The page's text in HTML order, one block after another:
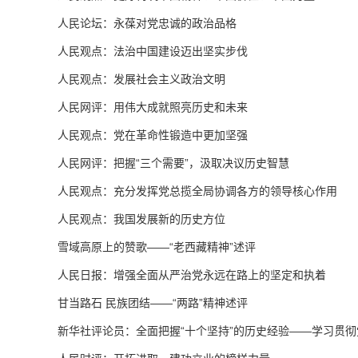
人民论坛：永葆对党忠诚的政治品格
人民观点：法治中国建设迈出坚实步伐
人民观点：发展社会主义政治文明
人民网评：用伟大成就照亮历史和未来
人民观点：党在革命性锻造中更加坚强
人民网评：把握“三个需要”，汲取决议历史智慧
人民观点：充分发挥党总揽全局协调各方的领导核心作用
人民观点：我国发展新的历史方位
雪域高原上的赞歌——“老西藏精神”述评
人民日报：增强全面从严治党永远在路上的坚定和执着
甘当路石 民族团结——“两路”精神述评
新华社评论员：全面把握“十个坚持”的历史经验——学习贯